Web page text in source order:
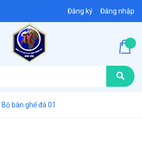
Đăng ký Đăng nhập
Bộ bàn ghế đá 01